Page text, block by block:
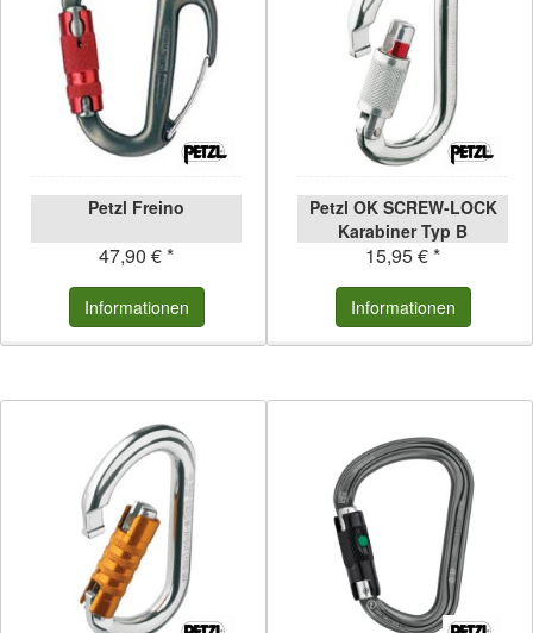
Petzl Freino
47,90 € *
Informationen
Petzl OK SCREW-LOCK
Karabiner Typ B
15,95 € *
Informationen